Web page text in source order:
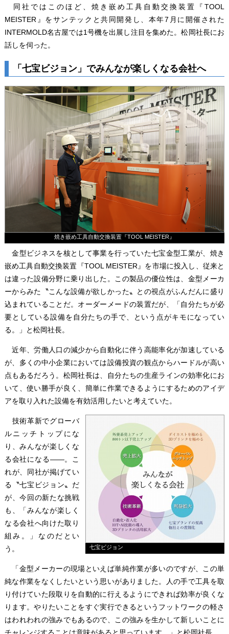
同社ではこのほど、焼き嵌め工具自動交換装置『TOOL
MEISTER』をサンテックと共同開発し、本年7月に開催された
INTERMOLD名古屋では1号機を出展し注目を集めた。松岡社長にお
話しを伺った。
「七宝ビジョン」でみんなが楽しくなる会社へ
焼き嵌め工具自動交換装置『TOOL MEISTER』
金型ビジネスを核として事業を行っていた七宝金型工業が、焼き
嵌め工具自動交換装置『TOOL MEISTER』を市場に投入し、従来と
は違った設備分野に乗り出した。この製品の優位性は、金型メーカ
ーからみた〝こんな設備が欲しかった〟との視点がふんだんに盛り
込まれていることだ。オーダーメードの装置だが、「自分たちが必
要としている設備を自分たちの手で、という点がキモになってい
る。」と松岡社長。
近年、労働人口の減少から自動化に伴う高能率化が加速している
が、多くの中小企業においては設備投資の観点からハードルが高い
点もあるだろう。松岡社長は、自分たちの生産ラインの効率化にお
いて、使い勝手が良く、簡単に作業できるようにするためのアイデ
アを取り入れた設備を有効活用したいと考えていた。
七宝ビジョン
技術革新でグローバ
ルニッチトップにな
り、みんなが楽しくな
る会社になる――。こ
れが、同社が掲げてい
る〝七宝ビジョン〟だ
が、今回の新たな挑戦
も、「みんなが楽しく
なる会社へ向けた取り
組み。」なのだとい
う。
「金型メーカーの現場といえば単純作業が多いのですが、この単
純な作業をなくしたいという思いがありました。人の手で工具を取
り付けていた段取りを自動的に行えるようにできれば効率が良くな
ります。やりたいことをすぐ実行できるというフットワークの軽さ
はわれわれの強みでもあるので、この強みを生かして新しいことに